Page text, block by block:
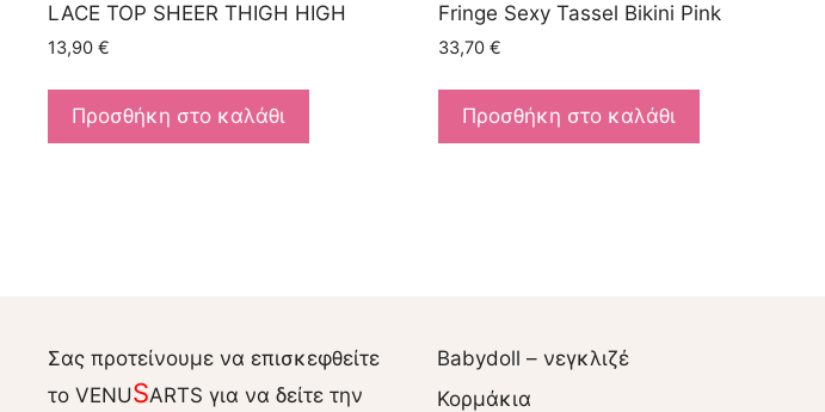
LACE TOP SHEER THIGH HIGH
13,90 €
Προσθήκη στο καλάθι
Fringe Sexy Tassel Bikini Pink
33,70 €
Προσθήκη στο καλάθι
Σας προτείνουμε να επισκεφθείτε
το VENUSARTS για να δείτε την
Babydoll – νεγκλιζέ
Κορμάκια